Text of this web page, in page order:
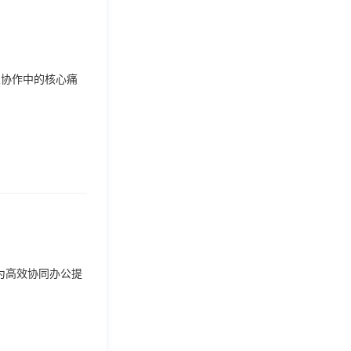
作中的核心痛
高效协同办公提